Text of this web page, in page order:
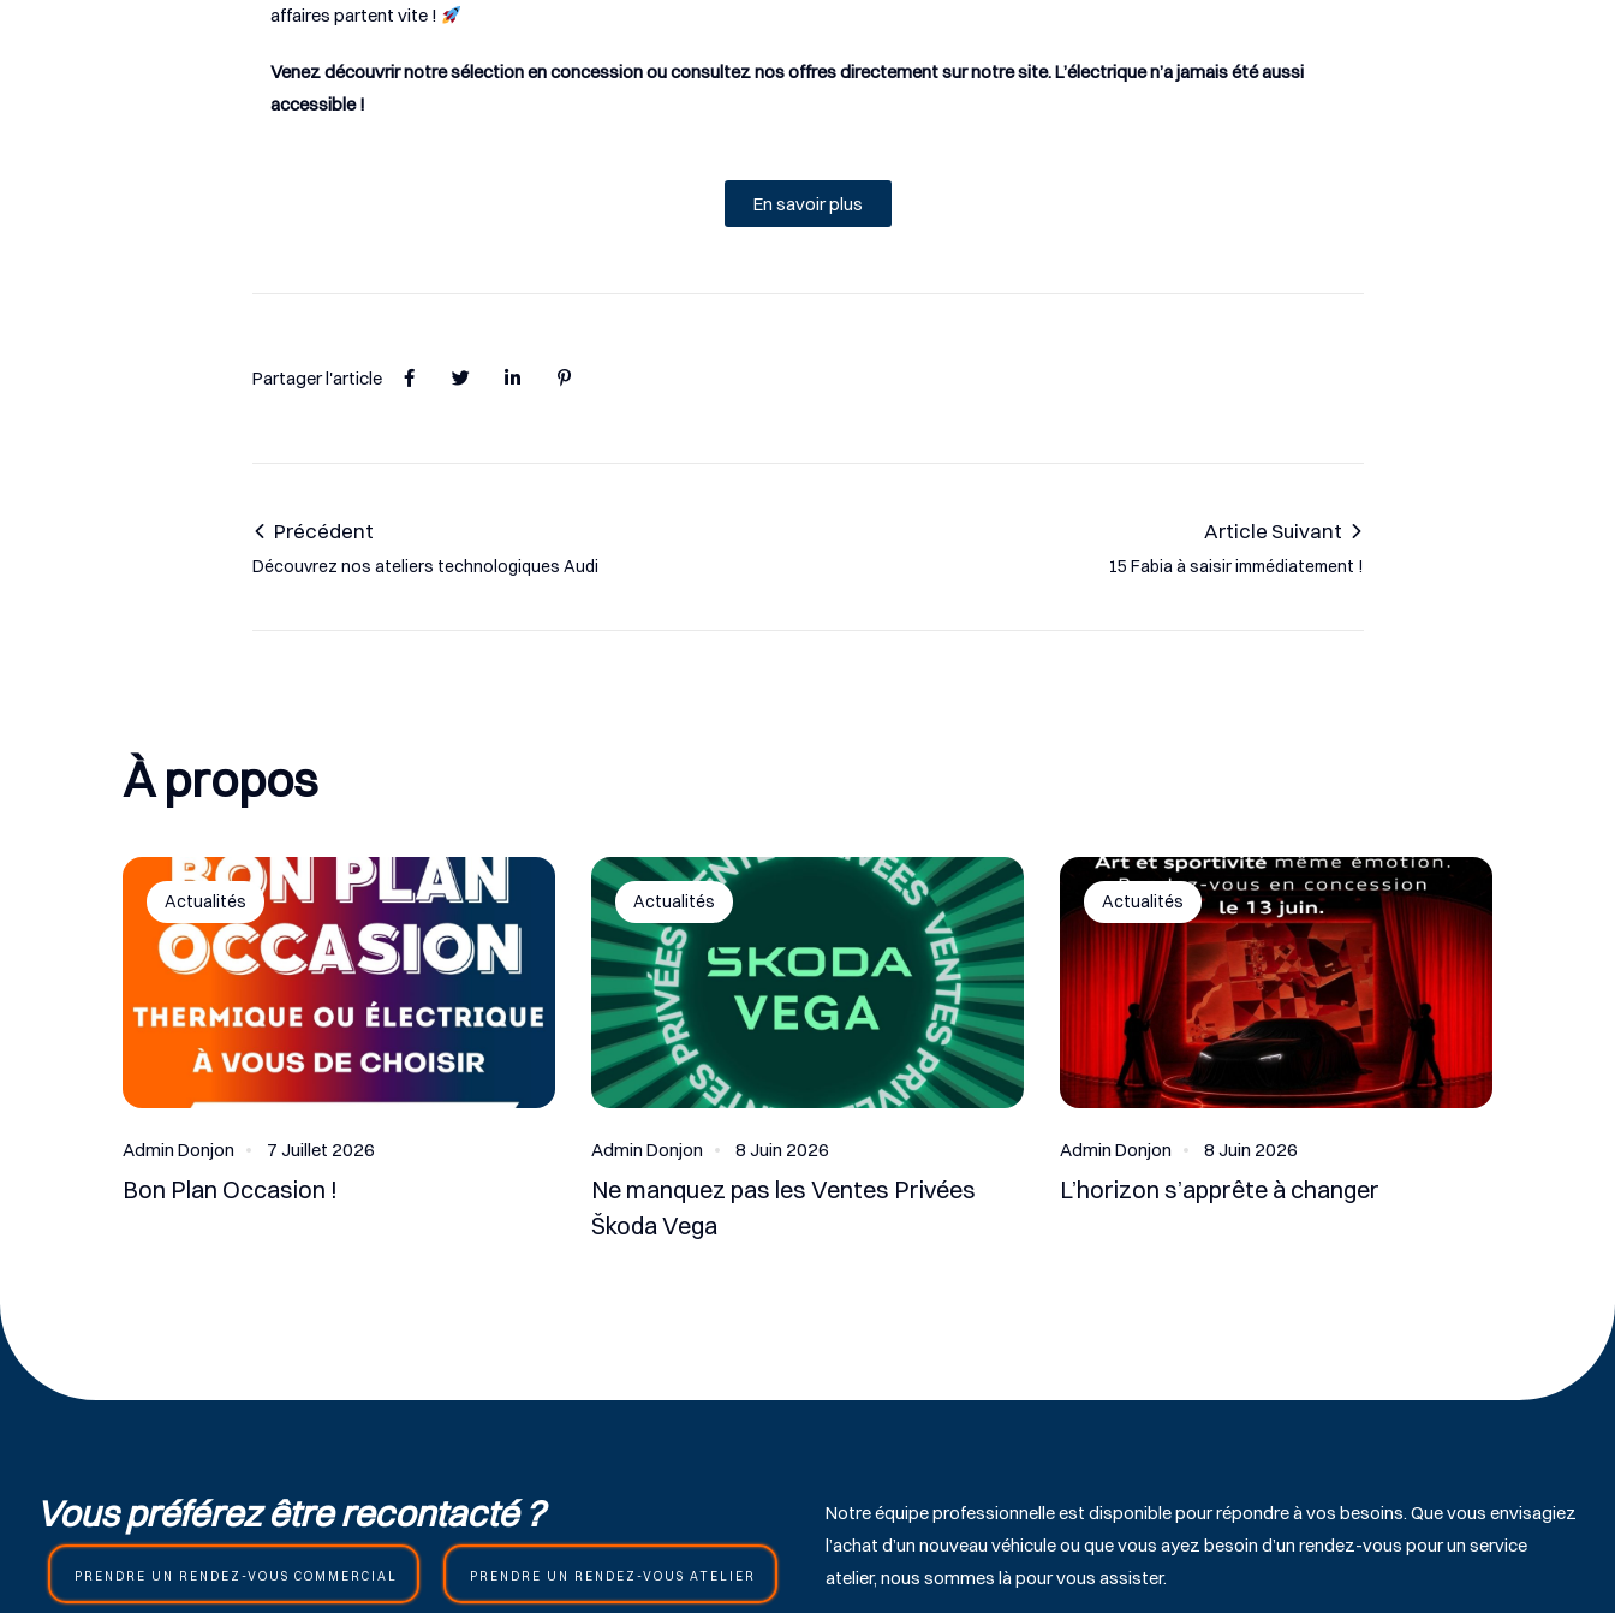
affaires partent vite !
Venez découvrir notre sélection en concession ou consultez nos offres directement sur notre site. L’électrique n’a jamais été aussi
accessible !
En savoir plus
Partager l'article
Précédent
Découvrez nos ateliers technologiques Audi
Article Suivant
15 Fabia à saisir immédiatement !
À propos
Actualités
Admin Donjon 7 Juillet 2026
Bon Plan Occasion !
Actualités
Admin Donjon 8 Juin 2026
Ne manquez pas les Ventes Privées
Škoda Vega
Actualités
Admin Donjon 8 Juin 2026
L’horizon s’apprête à changer
Vous préférez être recontacté ?
PRENDRE UN RENDEZ-VOUS COMMERCIAL PRENDRE UN RENDEZ-VOUS ATELIER
Notre équipe professionnelle est disponible pour répondre à vos besoins. Que vous envisagiez
l’achat d’un nouveau véhicule ou que vous ayez besoin d’un rendez-vous pour un service
atelier, nous sommes là pour vous assister.